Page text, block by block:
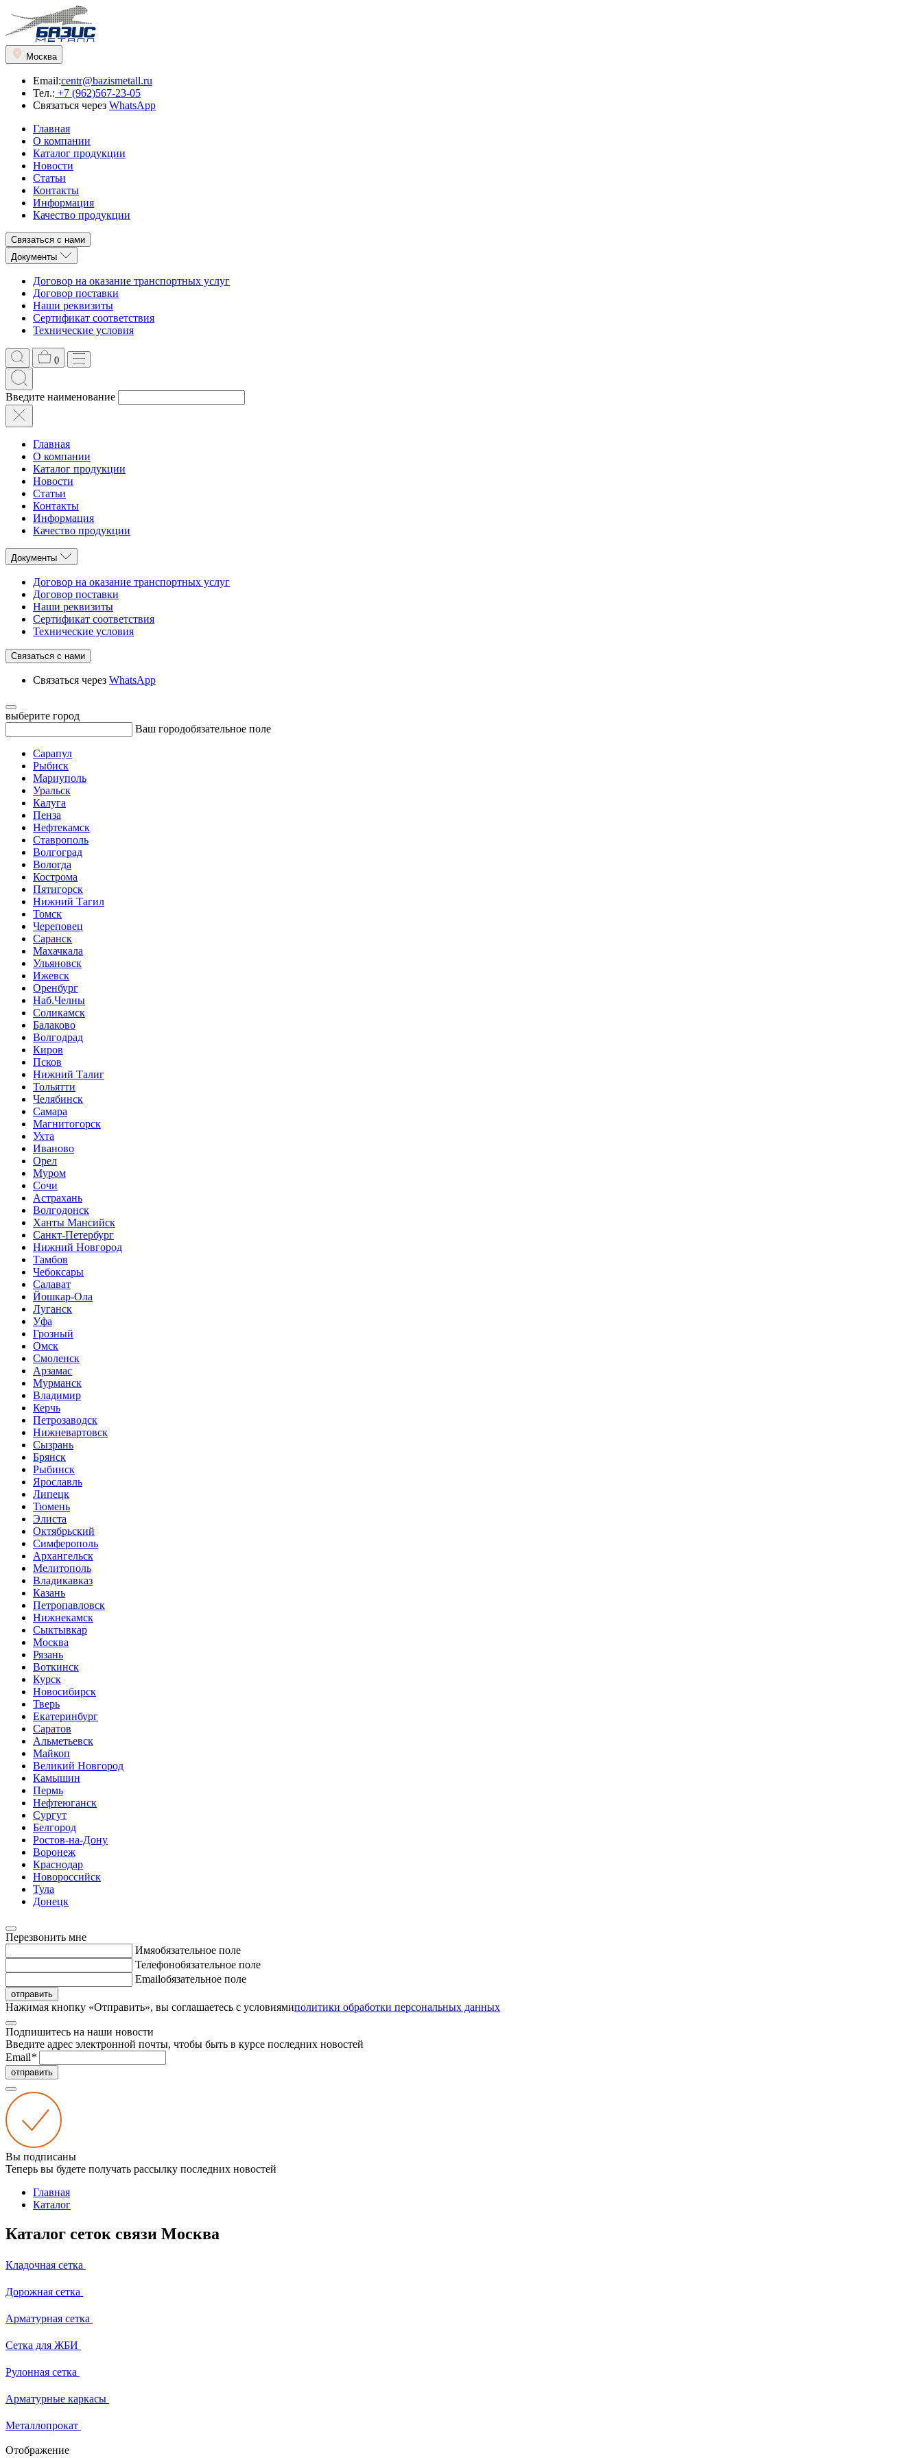
Москва
Email:centr@bazismetall.ru
Тел.: +7 (962)567-23-05
Связаться через WhatsApp
Главная
О компании
Каталог продукции
Новости
Статьи
Контакты
Информация
Качество продукции
Связаться с нами
Документы
Договор на оказание транспортных услуг
Договор поставки
Наши реквизиты
Сертификат соответствия
Технические условия
0
Введите наименование
Главная
О компании
Каталог продукции
Новости
Статьи
Контакты
Информация
Качество продукции
Документы
Договор на оказание транспортных услуг
Договор поставки
Наши реквизиты
Сертификат соответствия
Технические условия
Связаться с нами
Связаться через WhatsApp
выберите город
Ваш городобязательное поле
Сарапул
Рыбиск
Мариуполь
Уральск
Калуга
Пенза
Нефтекамск
Ставрополь
Волгоград
Вологда
Кострома
Пятигорск
Нижний Тагил
Томск
Череповец
Саранск
Махачкала
Ульяновск
Ижевск
Оренбург
Наб.Челны
Соликамск
Балаково
Волгодрад
Киров
Псков
Нижний Талиг
Тольятти
Челябинск
Самара
Магнитогорск
Ухта
Иваново
Орел
Муром
Сочи
Астрахань
Волгодонск
Ханты Мансийск
Санкт-Петербург
Нижний Новгород
Тамбов
Чебоксары
Салават
Йошкар-Ола
Луганск
Уфа
Грозный
Омск
Смоленск
Арзамас
Мурманск
Владимир
Керчь
Петрозаводск
Нижневартовск
Сызрань
Брянск
Рыбинск
Ярославль
Липецк
Тюмень
Элиста
Октябрьский
Симферополь
Архангельск
Мелитополь
Владикавказ
Казань
Петропавловск
Нижнекамск
Сыктывкар
Москва
Рязань
Воткинск
Курск
Новосибирск
Тверь
Екатеринбург
Саратов
Альметьевск
Майкоп
Великий Новгород
Камышин
Пермь
Нефтеюганск
Сургут
Белгород
Ростов-на-Дону
Воронеж
Краснодар
Новороссийск
Тула
Донецк
Перезвонить мне
Имяобязательное поле
Телефонобязательное поле
Emailобязательное поле
отправить
Нажимая кнопку «Отправить», вы соглашаетесь с условиямиполитики обработки персональных данных
Подпишитесь на наши новости
Введите адрес электронной почты, чтобы быть в курсе последних новостей
Email*
отправить
Вы подписаны
Теперь вы будете получать рассылку последних новостей
Главная
Каталог
Каталог сеток связи Москва
Кладочная сетка
Дорожная сетка
Арматурная сетка
Сетка для ЖБИ
Рулонная сетка
Арматурные каркасы
Металлопрокат
Отображение